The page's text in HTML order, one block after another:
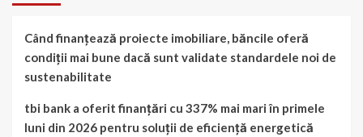
Când finanțează proiecte imobiliare, băncile oferă
condiții mai bune dacă sunt validate standardele noi de
sustenabilitate
tbi bank a oferit finanțări cu 337% mai mari în primele
luni din 2026 pentru soluții de eficiență energetică